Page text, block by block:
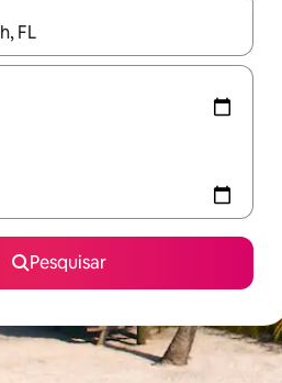
estiverem disponíveis, navegue
Pesquisar